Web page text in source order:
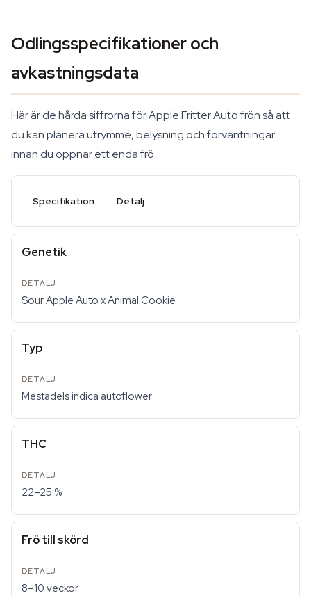
Odlingsspecifikationer och
avkastningsdata
Här är de hårda siffrorna för Apple Fritter Auto frön så att
du kan planera utrymme, belysning och förväntningar
innan du öppnar ett enda frö.
Specifikation Detalj
Genetik
Sour Apple Auto x Animal Cookie
Typ
Mestadels indica autoflower
THC
22–25 %
Frö till skörd
8–10 veckor